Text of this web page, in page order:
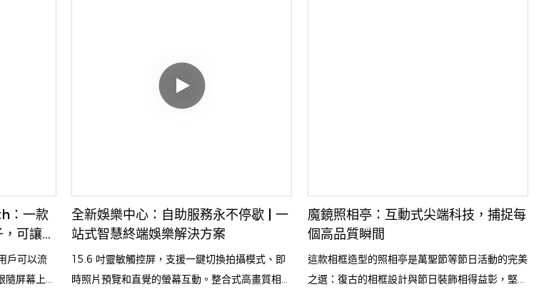
來豐厚的
互動，
藏與分享
使用者帶來流暢愉悅的體驗，也為企業帶來豐厚的
利潤。無論是用於娛樂、品牌推廣或客戶互動，
Funsbooth 都能將每個瞬間變成值得珍藏與分享
：一款
可讓您
。
戶可以流
屏幕上的
全新娛樂中心：自助服務永不停歇 | 一
站式智慧終端娛樂解決方案
15.6 吋靈敏觸控屏，支援一鍵切換拍攝模式、即
時照片預覽和直覺的螢幕互動。整合式高畫質相機
魔鏡照相亭：互動式尖端科技，捕捉每
個高品質瞬間
這款相框造型的照相亭是萬聖節等節日活動的完美
之選：復古的相框設計與節日裝飾相得益彰，堅固